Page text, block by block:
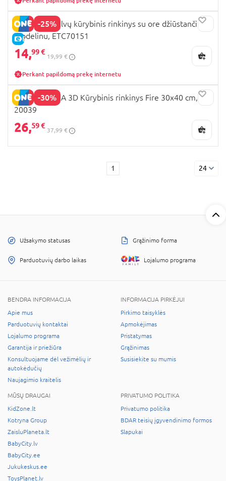
-25%
E-KAINA
OKTO 18 spalvų kūrybinis rinkinys su ore džiūstančiu
modelinu, ETC70151
14,99 €
19,99 €
Perkant papildomą prekę internetu
-30%
OKTO MANGA 3D Kūrybinis rinkinys Fire 30x40 cm,
20039
26,59 €
37,99 €
1 24
Užsakymo statusas Grąžinimo forma
Parduotuvių darbo laikas Lojalumo programa
BENDRA INFORMACIJA
Apie mus
Parduotuvių kontaktai
Lojalumo programa
Garantija ir priežiūra
Konsultuojame dėl vežimėlių ir
autokėdučių
Naujagimio kraitelis
INFORMACIJA PIRKĖJUI
Pirkimo taisyklės
Apmokėjimas
Pristatymas
Grąžinimas
Susisiekite su mumis
MŪSŲ DRAUGAI
KidZone.lt
Kotryna Group
ZaisluPlaneta.lt
BabyCity.lv
BabyCity.ee
Jukukeskus.ee
ToysPlanet.lv
PRIVATUMO POLITIKA
Privatumo politika
BDAR teisių įgyvendinimo formos
Slapukai